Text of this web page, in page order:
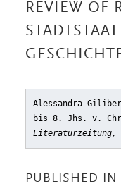
REVIEW OF
Alessandra
bis 8. Jhs. v.
Literaturzeitung,
PUBLISHED IN